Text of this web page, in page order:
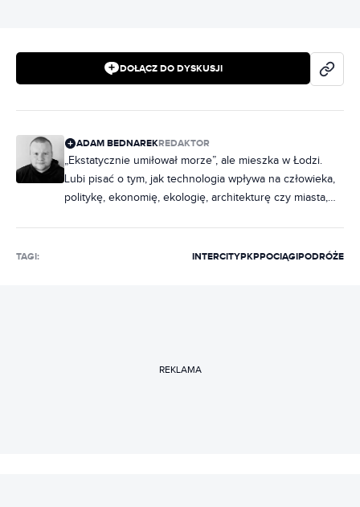
DOŁĄCZ DO DYSKUSJI
ADAM BEDNAREKREDAKTOR
„Ekstatycznie umiłował morze”, ale mieszka w Łodzi.
Lubi pisać o tym, jak technologia wpływa na człowieka,
politykę, ekonomię, ekologię, architekturę czy miasta,
Switch, a zamiast Xboksa i PlayStation woli Stadię i
TAGI: INTERCITYPKPPOCIĄGIPODRÓŻE
REKLAMA